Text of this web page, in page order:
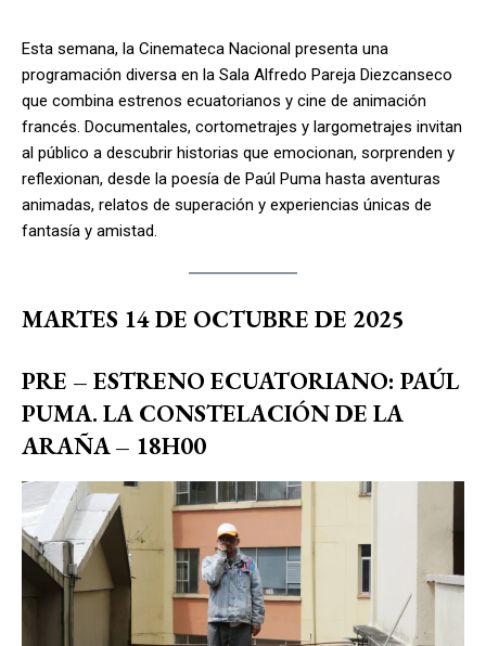
Esta semana, la Cinemateca Nacional presenta una
programación diversa en la Sala Alfredo Pareja Diezcanseco
que combina estrenos ecuatorianos y cine de animación
francés. Documentales, cortometrajes y largometrajes invitan
al público a descubrir historias que emocionan, sorprenden y
reflexionan, desde la poesía de Paúl Puma hasta aventuras
animadas, relatos de superación y experiencias únicas de
fantasía y amistad.
MARTES 14 DE OCTUBRE DE 2025
PRE – ESTRENO ECUATORIANO: PAÚL
PUMA. LA CONSTELACIÓN DE LA
ARAÑA– 18H00